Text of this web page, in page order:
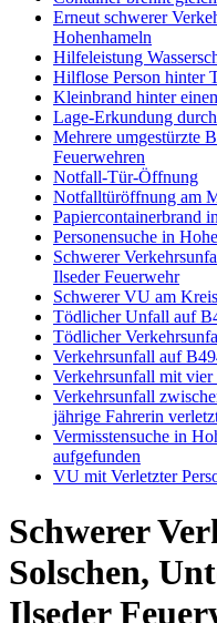
Erneut schwerer
Hohenhameln
Hilfeleistung
Hilflose Person hinter
Kleinbrand hinter
Lage-Erkundung
Mehrere umgestürzte
Feuerwehren
Notfall-Tür-Öffnung
Notfalltüröffnung am
Papiercontainerbrand
Personensuche in
Schwerer
Ilseder Feuerwehr
Schwerer VU am
Tödlicher Unfall auf
Tödlicher
Verkehrsunfall auf
Verkehrsunfall mit vier
Verkehrsunfall
jährige Fahrerin
Vermisstensuche in
aufgefunden
VU mit Verletzter
Schwerer
Solschen,
Ilseder